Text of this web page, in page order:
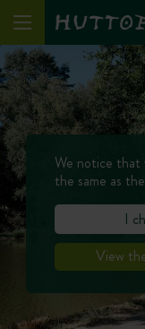
We notice that
the same as
I
View